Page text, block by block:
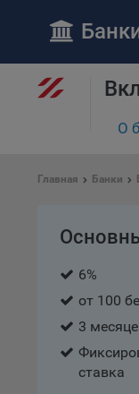
О
Главная Банки
6%
от 100
3
ставка